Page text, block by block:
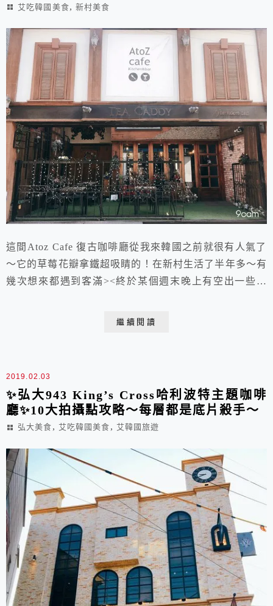
艾吃韓國美食,新村美食
這間Atoz Cafe 復古咖啡廳從我來韓國之前就很有人氣了
～它的草莓花瓣拿鐵超吸睛的！在新村生活了半年多～有
幾次想來都遇到客滿><終於某個週末晚上有空出一些位
繼續閱讀
2019.02.03
✨弘大943 King’s Cross哈利波特主題咖啡
廳✨10大拍攝點攻略～每層都是底片殺手～
弘大美食 , 艾吃韓國美食 , 艾韓國旅遊